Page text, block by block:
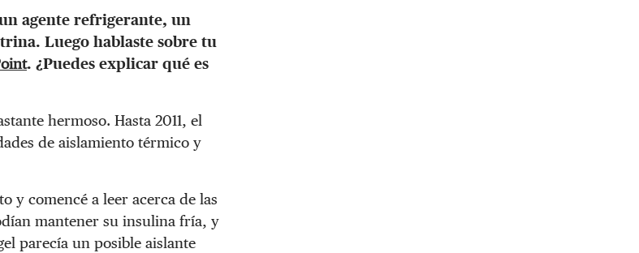
agente refrigerante, un
Luego hablaste sobre tu
. ¿Puedes explicar qué es
hermoso. Hasta 2011, el
de aislamiento térmico y
y comencé a leer acerca de las
mantener su insulina fría, y
parecía un posible aislante